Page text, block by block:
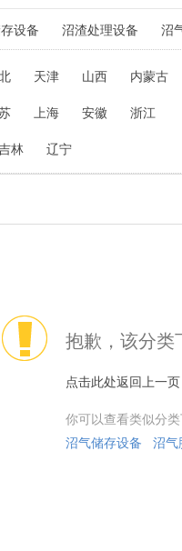
设备 沼渣处理设备 沼
天津 山西
内蒙古
上海 安徽
浙江
林 辽宁
抱歉，该分类
点击此处返回上一页
你可以查看类似分
沼气储存设备
沼气